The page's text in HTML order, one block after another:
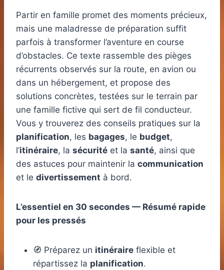
Partir en famille promet des moments précieux,
mais une maladresse de préparation suffit
parfois à transformer l’aventure en course
d’obstacles. Ce texte rassemble des pièges
récurrents observés sur la route, en avion ou
dans un hébergement, et propose des
solutions concrètes, testées sur le terrain par
une famille fictive qui sert de fil conducteur.
Vous y trouverez des conseils pratiques sur la
planification, les bagages, le budget,
l’itinéraire, la sécurité et la santé, ainsi que
des astuces pour maintenir la communication
et le divertissement à bord.
L’essentiel en 30 secondes — Résumé rapide
pour les pressés
🧭 Préparez un itinéraire flexible et
répartissez la planification.